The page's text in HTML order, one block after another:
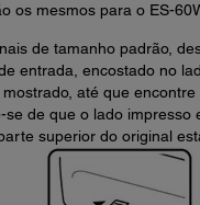
os mesmos para o ES-
de tamanho padrão,
entrada, encostado no
até que encontre
se de que o lado impresso
superior do original